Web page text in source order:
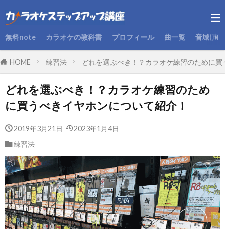
無料note カラオケの教科書 プロフィール 曲一覧 音域(声
HOME 練習法 どれを選ぶべき！？カラオケ練習のために
どれを選ぶべき！？カラオケ練習のため
に買うべきイヤホンについて紹介！
2019年3月21日
2023年1月4日
練習法